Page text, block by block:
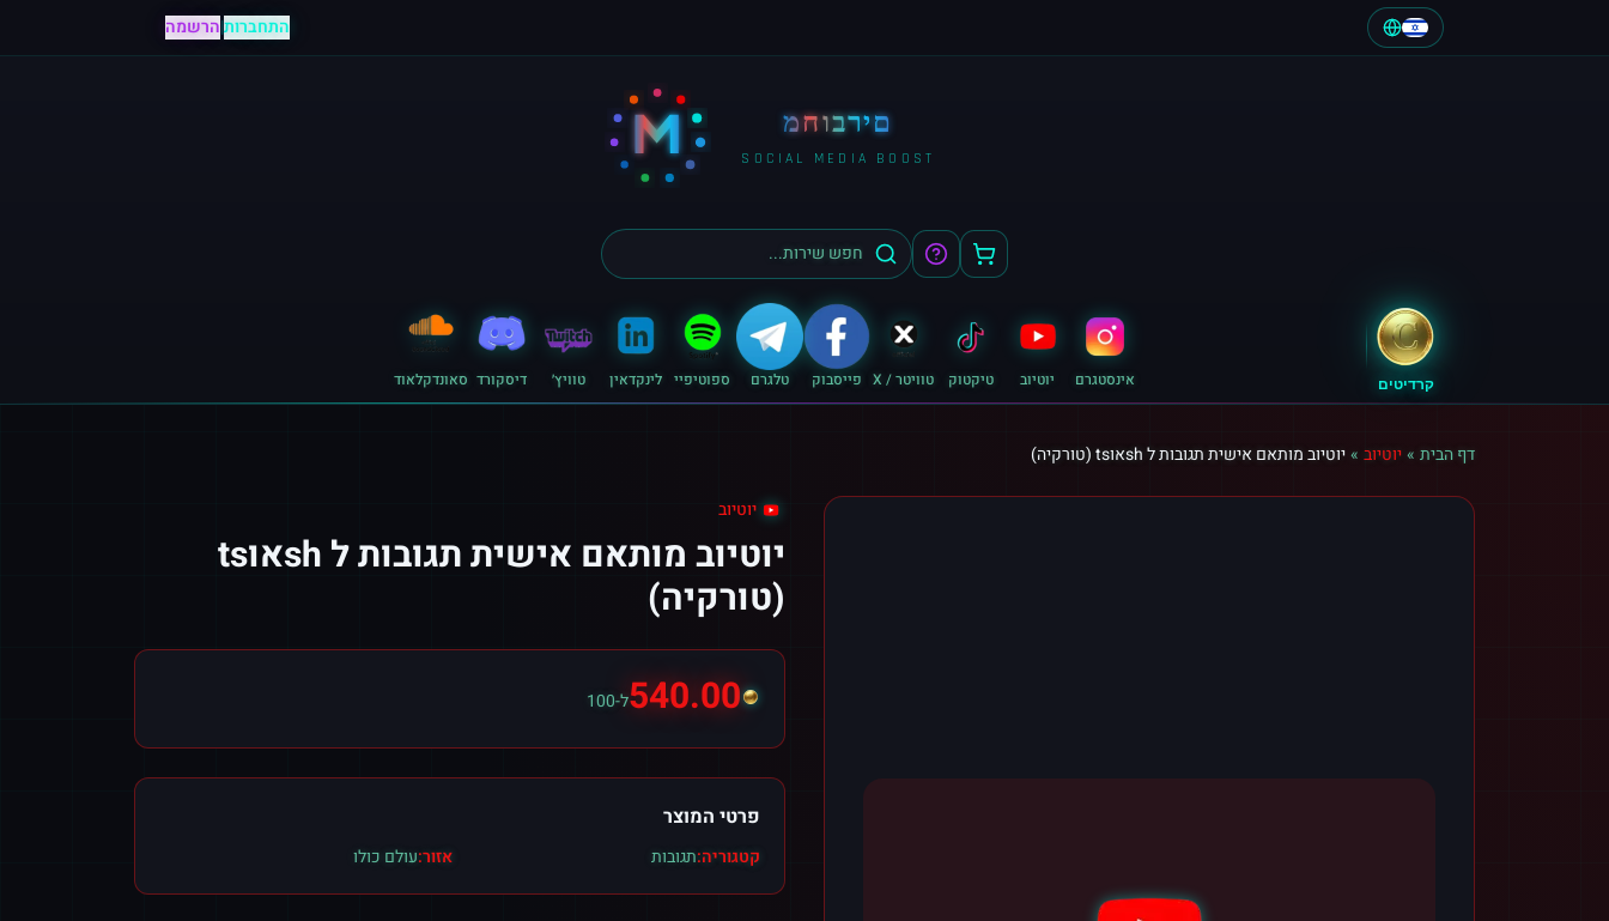
התחברות|הרשמה
M מחוברים
SOCIAL MEDIA BOOST
קרדיטים אינסטגרם יוטיוב טיקטוק טוויטר / X פייסבוק טלגרם ספוטיפיי לינקדאין טוויץ׳ דיסקורד סאונדקלאוד
דף הבית »יוטיוב »יוטיוב מותאם אישית תגובות ל shאוts (טורקיה)
יוטיוב
יוטיוב מותאם אישית תגובות ל shאוts
(טורקיה)
540.00ל-100
פרטי המוצר
קטגוריה:תגובות אזור:עולם כולו